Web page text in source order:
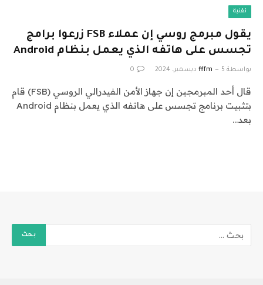
تقنية
يقول مبرمج روسي إن عملاء FSB زرعوا برامج
تجسس على هاتفه الذي يعمل بنظام Android
بواسطة fffm 5 ديسمبر، 2024 0
قال أحد المبرمجين إن جهاز الأمن الفيدرالي الروسي (FSB) قام
بتثبيت برنامج تجسس على هاتفه الذي يعمل بنظام Android
بعد…